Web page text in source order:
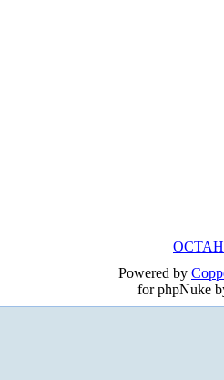
Powered by
for phpNuke